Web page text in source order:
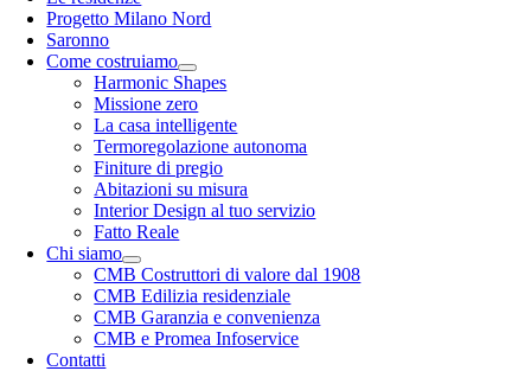
Progetto Milano Nord
Saronno
Come costruiamo
Harmonic Shapes
Missione zero
La casa intelligente
Termoregolazione autonoma
Finiture di pregio
Abitazioni su misura
Interior Design al tuo servizio
Fatto Reale
Chi siamo
CMB Costruttori di valore dal 1908
CMB Edilizia residenziale
CMB Garanzia e convenienza
CMB e Promea Infoservice
Contatti